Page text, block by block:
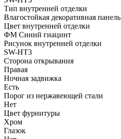
Тип внутренней отделки
Влагостойкая декоративная панель
Цвет внутренней отделки
ФМ Синий гиацинт
Рисунок внутренней отделки
SW-HT3
Сторона открывания
Правая
Ночная задвижка
Есть
Порог из нержавеющей стали
Нет
Цвет фурнитуры
Хром
Глазок